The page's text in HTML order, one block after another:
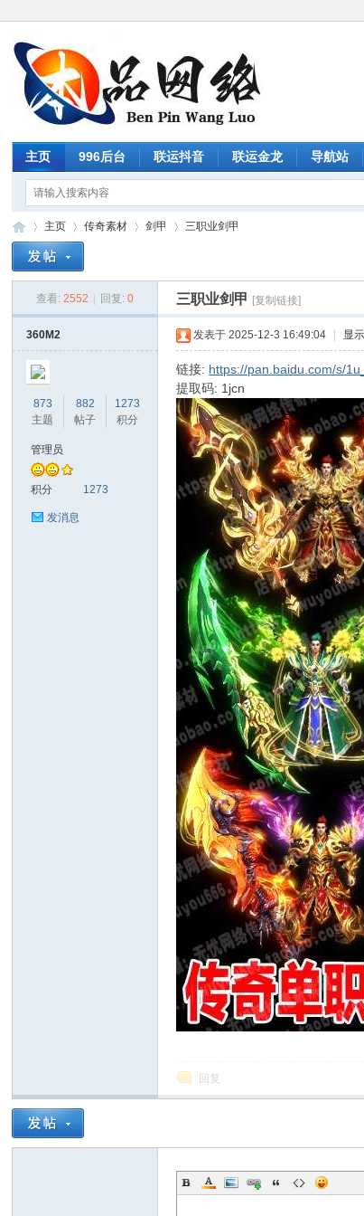
主页 996后台 联运抖音 联运金龙 导航站
主页
›
传奇素材
›
剑甲 三职业剑甲
查看: 2552 回复: 0 三职业剑甲 [复制链接]
360M2
873
主题
882
帖子
1273
积分
管理员
积分 1273
发消息
发表于 2025-12-3 16:49:04 显
链接: https://pan.baidu.com/s/
提取码: 1jcn
回复